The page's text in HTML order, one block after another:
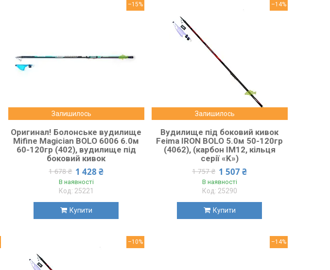
–15%
Залишилось
Оригинал! Болонське вудилище
Mifine Magician BOLO 6006 6.0м
60-120гр (402), вудилище під
боковий кивок
1 678 ₴ 1 428 ₴
В наявності
25221
Купити
–14%
Залишилось
Вудилище під боковий кивок
Feima IRON BOLO 5.0м 50-120гр
(4062), (карбон IM12, кільця
серії «K»)
1 757 ₴ 1 507 ₴
В наявності
25290
Купити
–10% –14%